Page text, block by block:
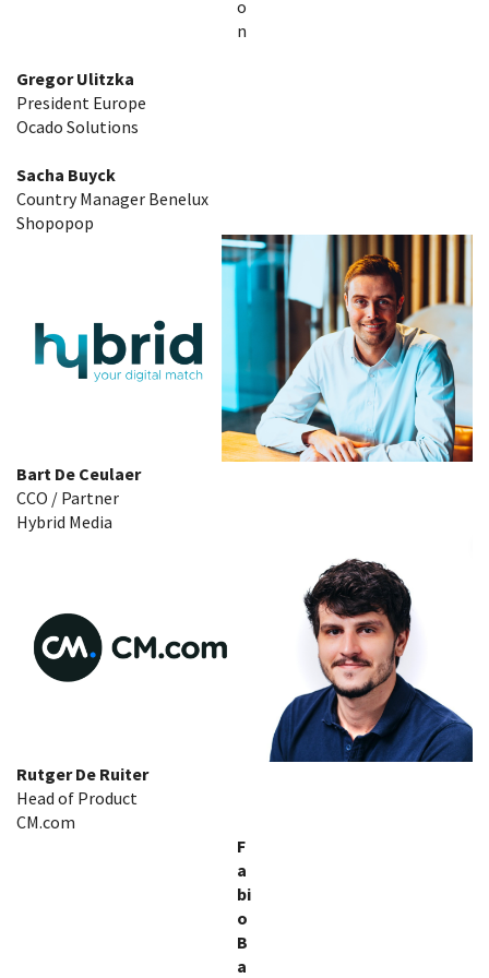
o
n
Gregor Ulitzka
President Europe
Ocado Solutions
Sacha Buyck
Country Manager Benelux
Shopopop
Bart De Ceulaer
CCO / Partner
Hybrid Media
Rutger De Ruiter
Head of Product
CM.com
F
a
bi
o
B
a